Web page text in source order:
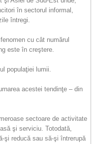
în sectorul informal,
întregi.
cu cât numărul
este în creştere.
populaţiei lumii.
acestei tendinţe – din
sectoare de activitate
şi serviciu. Totodată,
şi reducă sau să-şi întrerupă